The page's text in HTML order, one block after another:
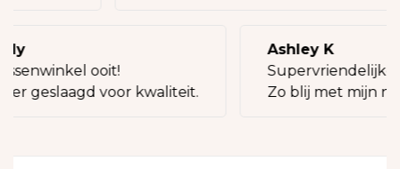
ooit!
geslaagd voor kwaliteit.
Ashley K
Supervriendelijke
Zo blij met mijn